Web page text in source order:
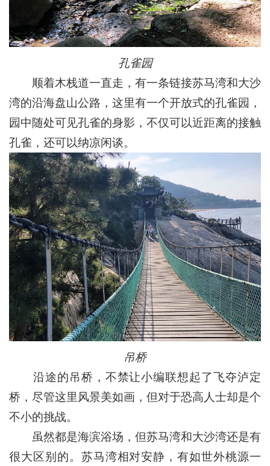
孔雀园
顺着木栈道一直走，有一条链接苏马湾和大沙
湾的沿海盘山公路，这里有一个开放式的孔雀园，
园中随处可见孔雀的身影，不仅可以近距离的接触
孔雀，还可以纳凉闲谈。
吊桥
沿途的吊桥，不禁让小编联想起了飞夺泸定
桥，尽管这里风景美如画，但对于恐高人士却是个
不小的挑战。
虽然都是海滨浴场，但苏马湾和大沙湾还是有
很大区别的。苏马湾相对安静，有如世外桃源一